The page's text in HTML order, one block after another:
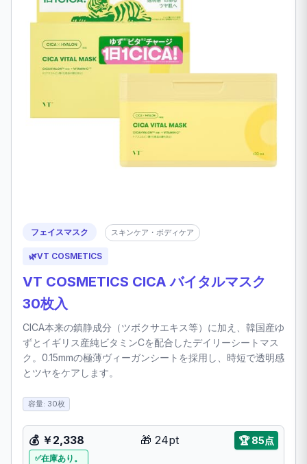
フェイスマスク スキンケア・ボディケア
🌿VT COSMETICS
VT COSMETICS CICA バイタルマスク
30枚入
CICA本来の鎮静成分（ツボクサエキス等）に加え、韓国産ゆ
ずとイギリス産純ビタミンCを配合したデイリーシートマス
ク。0.15mmの極薄ヴィーガンシートを採用し、時短で透明感
とツヤをケアします。
容量: 30枚
💰 ￥2,338 🎁 24pt 🏆85点
在庫あり。